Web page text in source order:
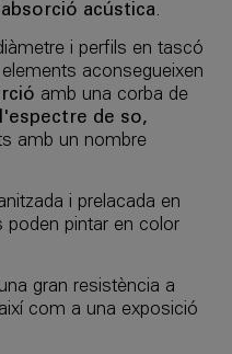
acústica.
i perfils en tascó
aconsegueixen
amb una corba de
l'espectre de so,
amb un nombre
i prelacada en
poden pintar en color
gran resistència a
com a una exposició